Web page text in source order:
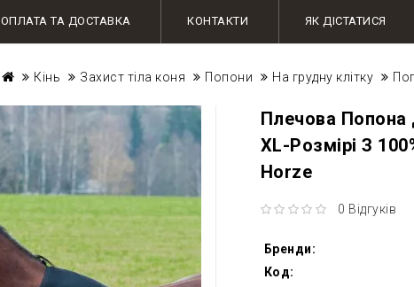
ОПЛАТА ТА ДОСТАВКА КОНТАКТИ ЯК ДІСТАТИСЯ
Кінь Захист тіла коня Попони На грудну клітку
Плечова Попона
XL-Розмірі З
Horze
0 Відгуків
Бренди:
Код: